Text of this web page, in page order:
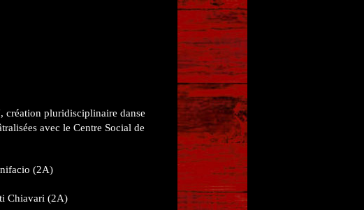
création pluridisciplinaire danse
avec le Centre Social de
(2A)
Chiavari (2A)